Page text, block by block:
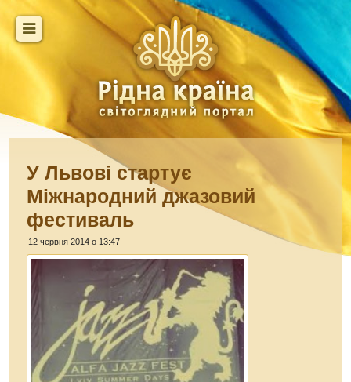
У Львові стартує
Міжнародний джазовий
фестиваль
12 червня 2014 о 13:47